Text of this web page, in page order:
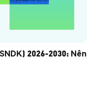
2026-2030: Nên